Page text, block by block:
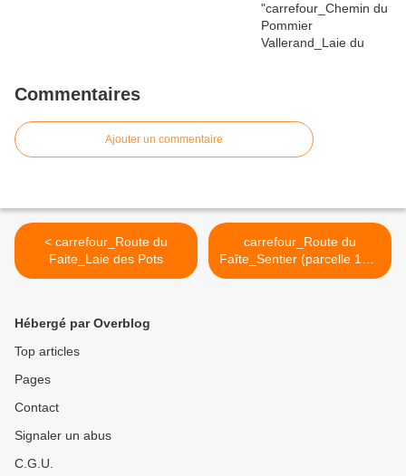
Commentaires
Ajouter un commentaire
< carrefour_Route du
Faite_Laie des Pots
carrefour_Route du
Faîte_Sentier (parcelle 143)
>
Hébergé par Overblog
Top articles
Pages
Contact
Signaler un abus
C.G.U.